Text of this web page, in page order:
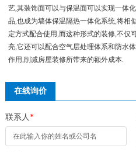
艺,其装饰面可以与保温面可以实现一体
品,也成为墙体保温隔热一体化系统,将相
定方式配合使用,而这种形式的装修,不仅
亮,它还可以配合空气层处理体系和防水
作用,削减房屋装修所带来的额外成本.
在线询价
联系人 *